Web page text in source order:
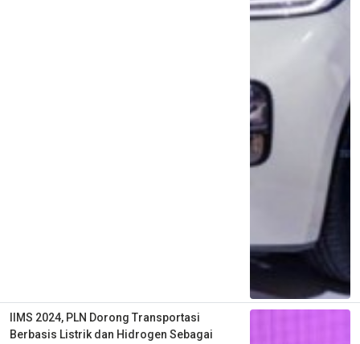
IIMS 2024, PLN Dorong Transportasi
Berbasis Listrik dan Hidrogen Sebagai